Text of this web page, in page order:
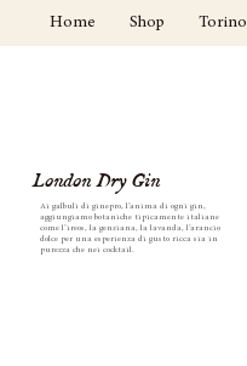
Home Shop Torino
London Dry Gin
Ai galbuli di ginepro, l’anima di ogni gin,
aggiungiamo botaniche tipicamente italiane
come l’ireos, la genziana, la lavanda, l’arancio
dolce per una esperienza di gusto ricca sia in
purezza che nei cocktail.